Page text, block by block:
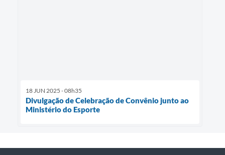
18 JUN 2025 - 08h35
Divulgação de Celebração de Convênio junto ao
Ministério do Esporte